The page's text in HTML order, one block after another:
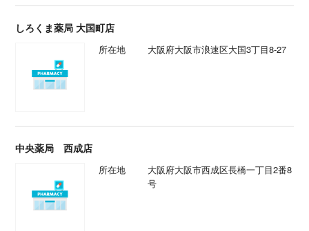
しろくま薬局 大国町店
所在地 大阪府大阪市浪速区大国3丁目8-27
中央薬局 西成店
所在地
大阪府大阪市西成区長橋一丁目2番8
号